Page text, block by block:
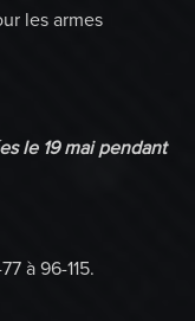
les armes
le 19 mai pendant
à 96-115.